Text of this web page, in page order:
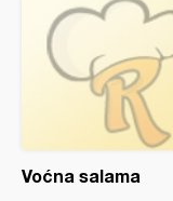
Voćna salama